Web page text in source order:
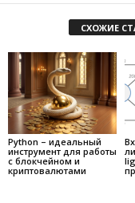
СХОЖИЕ
Python – идеальный
инструмент для работы
с блокчейном и
криптовалютами